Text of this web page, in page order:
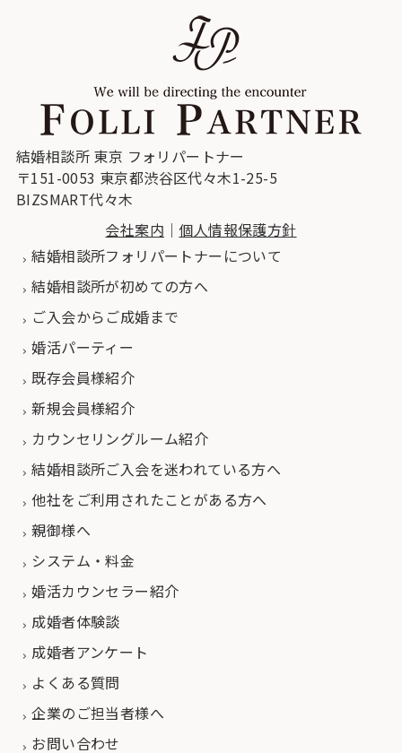
結婚相談所 東京 フォリパートナー
〒151-0053 東京都渋谷区代々木1-25-5
BIZSMART代々木
会社案内 ｜ 個人情報保護方針
結婚相談所フォリパートナーについて
結婚相談所が初めての方へ
ご入会からご成婚まで
婚活パーティー
既存会員様紹介
新規会員様紹介
カウンセリングルーム紹介
結婚相談所ご入会を迷われている方へ
他社をご利用されたことがある方へ
親御様へ
システム・料金
婚活カウンセラー紹介
成婚者体験談
成婚者アンケート
よくある質問
企業のご担当者様へ
お問い合わせ